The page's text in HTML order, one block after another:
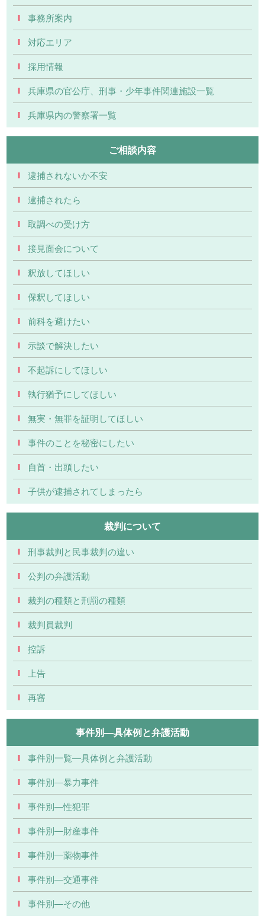
事務所案内
対応エリア
採用情報
兵庫県の官公庁、刑事・少年事件関連施設一覧
兵庫県内の警察署一覧
ご相談内容
逮捕されないか不安
逮捕されたら
取調べの受け方
接見面会について
釈放してほしい
保釈してほしい
前科を避けたい
示談で解決したい
不起訴にしてほしい
執行猶予にしてほしい
無実・無罪を証明してほしい
事件のことを秘密にしたい
自首・出頭したい
子供が逮捕されてしまったら
裁判について
刑事裁判と民事裁判の違い
公判の弁護活動
裁判の種類と刑罰の種類
裁判員裁判
控訴
上告
再審
事件別―具体例と弁護活動
事件別一覧―具体例と弁護活動
事件別―暴力事件
事件別―性犯罪
事件別―財産事件
事件別―薬物事件
事件別―交通事件
事件別―その他